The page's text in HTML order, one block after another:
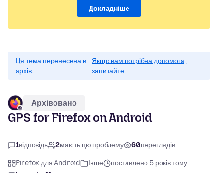
Докладніше
Ця тема перенесена в
архів.
Якщо вам потрібна допомога,
запитайте.
Архівовано
GPS for Firefox on Android
1відповідь 2мають цю проблему 60переглядів
Firefox для Android Інше
поставлено 5 років тому